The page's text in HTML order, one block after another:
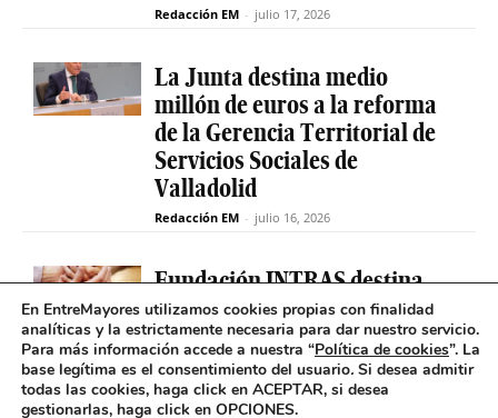
Redacción EM - julio 17, 2026
La Junta destina medio
millón de euros a la reforma
de la Gerencia Territorial de
Servicios Sociales de
Valladolid
Redacción EM - julio 16, 2026
Fundación INTRAS destina
6.000 euros a proyectos
sociales que impulsen la
salud mental en Castilla y
León
En EntreMayores utilizamos cookies propias con finalidad
analíticas y la estrictamente necesaria para dar nuestro servicio.
Para más información accede a nuestra “Política de cookies”. La
base legítima es el consentimiento del usuario. Si desea admitir
todas las cookies, haga click en ACEPTAR, si desea
gestionarlas, haga click en OPCIONES.